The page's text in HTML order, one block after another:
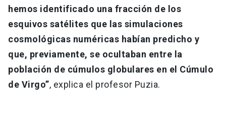
hemos identificado una fracción de los
esquivos satélites que las simulaciones
cosmológicas numéricas habían predicho y
que, previamente, se ocultaban entre la
población de cúmulos globulares en el Cúmulo
de Virgo”, explica el profesor Puzia.